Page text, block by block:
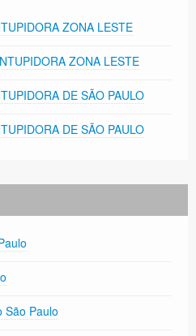
ZONA LESTE
ZONA LESTE
DE SÃO PAULO
DE SÃO PAULO
São Paulo